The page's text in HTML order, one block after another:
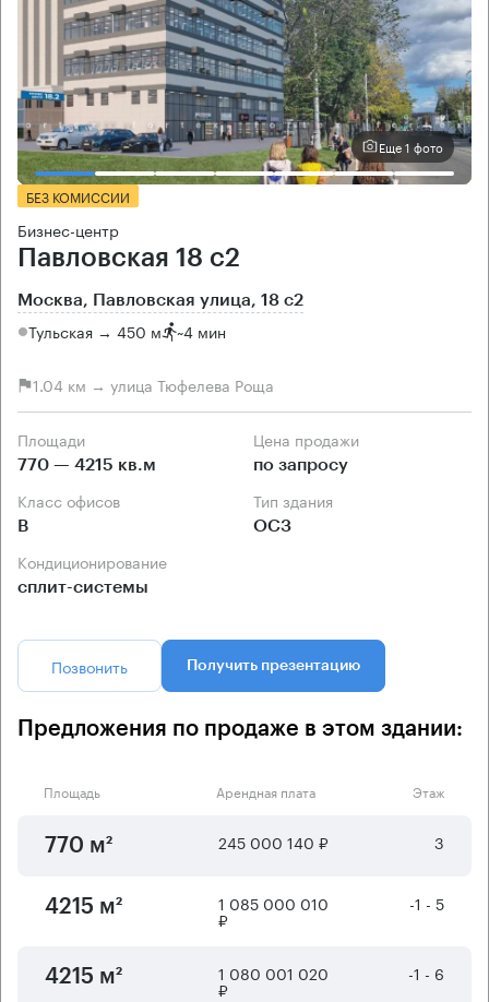
Еще 1 фото
БЕЗ КОМИССИИ
Бизнес-центр
Павловская 18 с2
Москва, Павловская улица, 18 с2
Тульская → 450 м ~4 мин
1.04 км → улица Тюфелева Роща
Площади
770 — 4215 кв.м
Цена продажи
по запросу
Класс офисов
B
Тип здания
ОСЗ
Кондиционирование
сплит-системы
Позвонить Получить презентацию
Предложения по продаже в этом здании:
Площадь Арендная плата Этаж
770 м² 245 000 140 ₽ 3
4215 м² 1 085 000 010
₽
-1 - 5
4215 м² 1 080 001 020
₽
-1 - 6